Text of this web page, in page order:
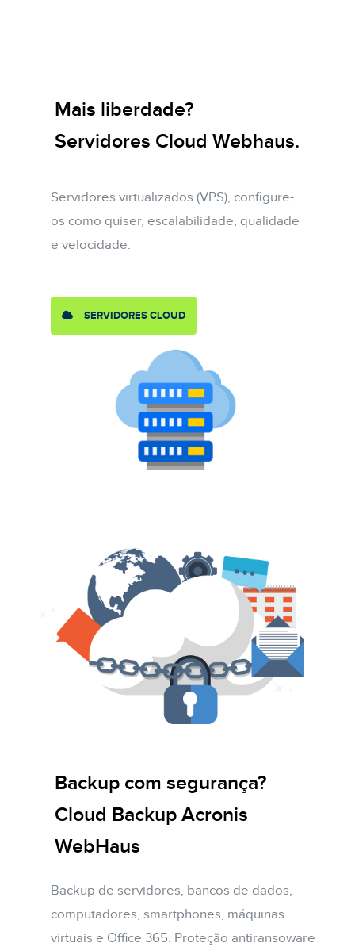
Mais liberdade?
Servidores Cloud Webhaus.
Servidores virtualizados (VPS), configure-
os como quiser, escalabilidade, qualidade
e velocidade.
SERVIDORES CLOUD
Backup com segurança?
Cloud Backup Acronis
WebHaus
Backup de servidores, bancos de dados,
computadores, smartphones, máquinas
virtuais e Office 365. Proteção antiransoware